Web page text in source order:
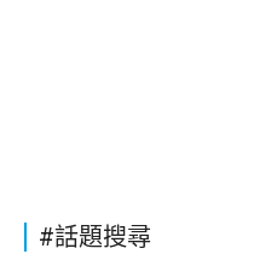
#話題搜尋